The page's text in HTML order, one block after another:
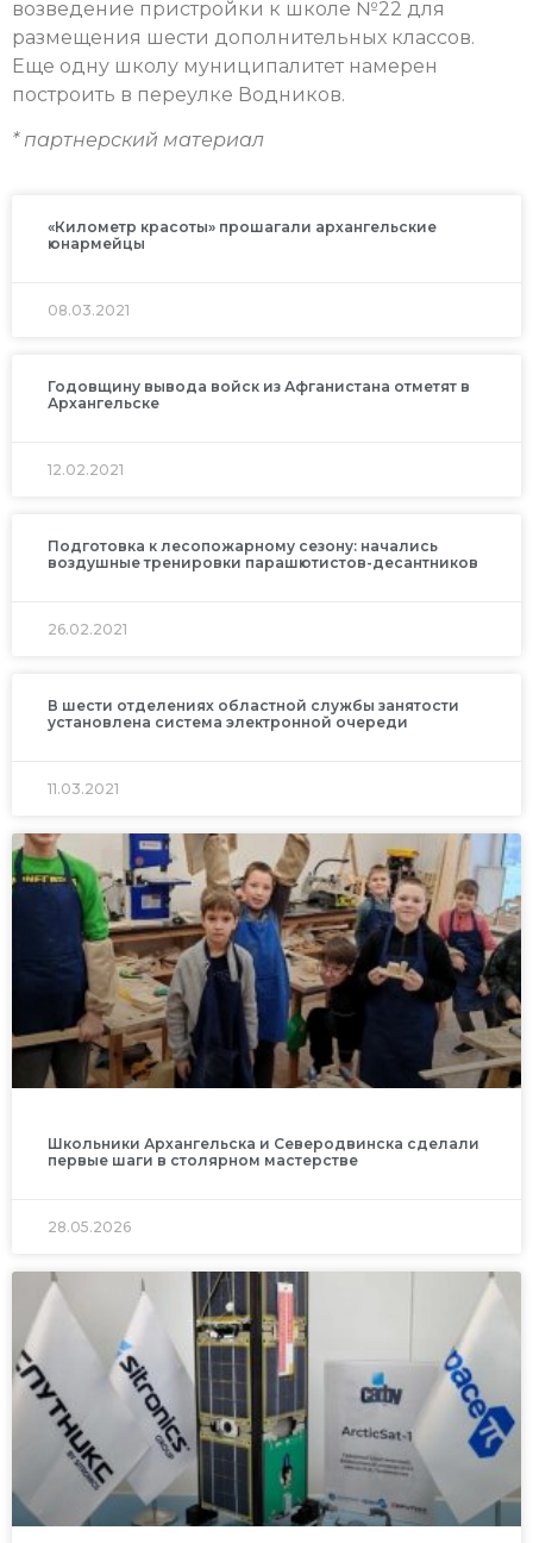
возведение пристройки к школе №22 для
размещения шести дополнительных классов.
Еще одну школу муниципалитет намерен
построить в переулке Водников.
* партнерский материал
«Километр красоты» прошагали архангельские
юнармейцы
08.03.2021
Годовщину вывода войск из Афганистана отметят в
Архангельске
12.02.2021
Подготовка к лесопожарному сезону: начались
воздушные тренировки парашютистов-десантников
26.02.2021
В шести отделениях областной службы занятости
установлена система электронной очереди
11.03.2021
Школьники Архангельска и Северодвинска сделали
первые шаги в столярном мастерстве
28.05.2026